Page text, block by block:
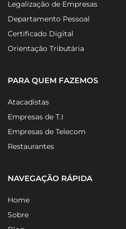
Gestão Contábil
Legalização de Empresas
Departamento Pessoal
Certificado Digital
PARA QUEM FAZEMOS
Atacadistas
Empresas de T.I
Empresas de Telecom
NAVEGAÇÃO RÁPIDA
Home